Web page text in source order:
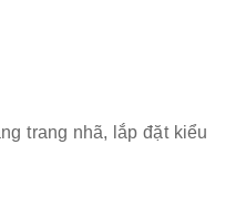
trang nhã, lắp đặt kiểu